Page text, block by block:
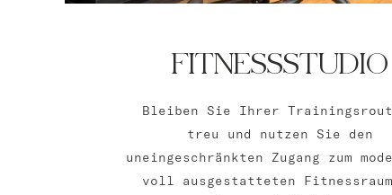
FITNESSSTUDIO
Bleiben Sie Ihrer
treu und nutzen Sie den
uneingeschränkten Zugang zum
voll ausgestatteten